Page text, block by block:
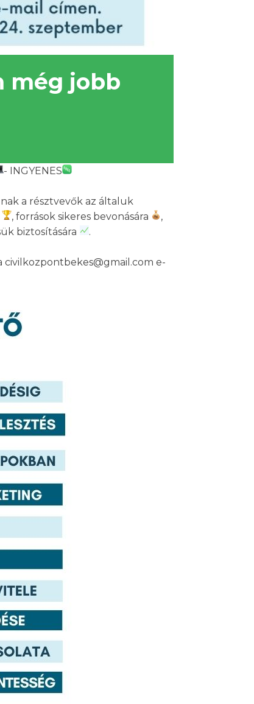
még jobb
- INGYENES
a résztvevők az általuk
, források sikeres bevonására
,
biztosítására
.
e-